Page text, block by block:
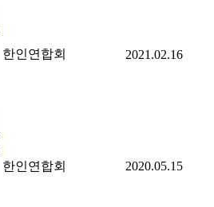
한인연합회 2021.02.16
한인연합회 2020.05.15